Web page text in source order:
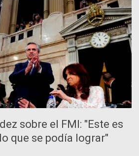
sobre el FMI: "Este es
que se podía lograr"